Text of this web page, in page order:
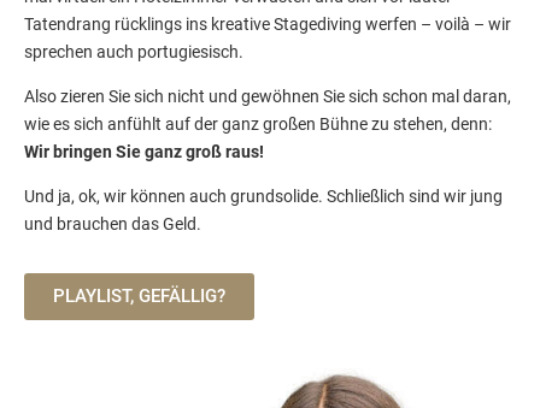
Tatendrang rücklings ins kreative Stagediving werfen – voilà – wir
sprechen auch portugiesisch.
Also zieren Sie sich nicht und gewöhnen Sie sich schon mal daran,
wie es sich anfühlt auf der ganz großen Bühne zu stehen, denn:
Wir bringen Sie ganz groß raus!
Und ja, ok, wir können auch grundsolide. Schließlich sind wir jung
und brauchen das Geld.
PLAYLIST, GEFÄLLIG?